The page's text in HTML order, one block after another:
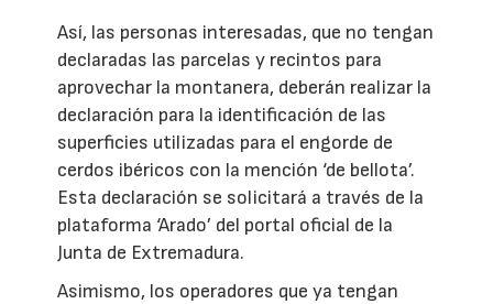
Así, las personas interesadas, que no tengan
declaradas las parcelas y recintos para
aprovechar la montanera, deberán realizar la
declaración para la identificación de las
superficies utilizadas para el engorde de
cerdos ibéricos con la mención ‘de bellota’.
Esta declaración se solicitará a través de la
plataforma ‘Arado’ del portal oficial de la
Junta de Extremadura.
Asimismo, los operadores que ya tengan